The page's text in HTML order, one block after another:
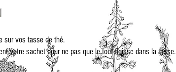
sur vos tasse de thé.
votre sachet pour ne pas que le tout finisse dans la tasse.